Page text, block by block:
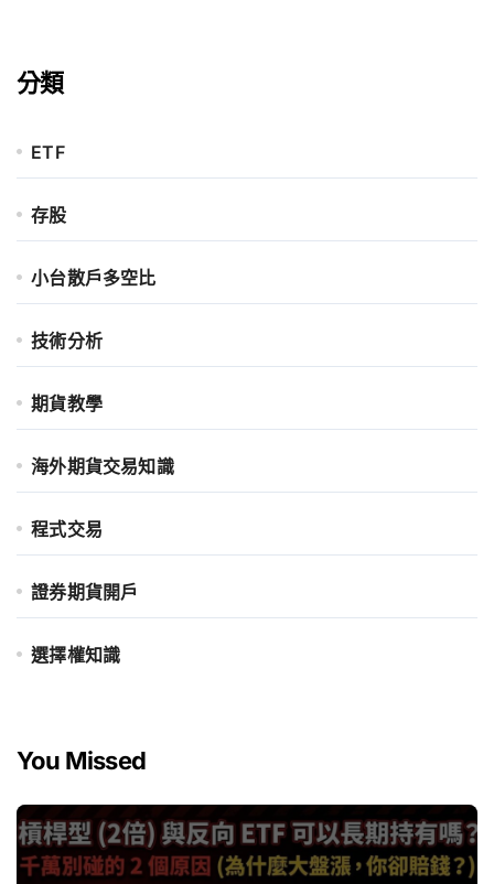
分類
ETF
存股
小台散戶多空比
技術分析
期貨教學
海外期貨交易知識
程式交易
證券期貨開戶
選擇權知識
You Missed